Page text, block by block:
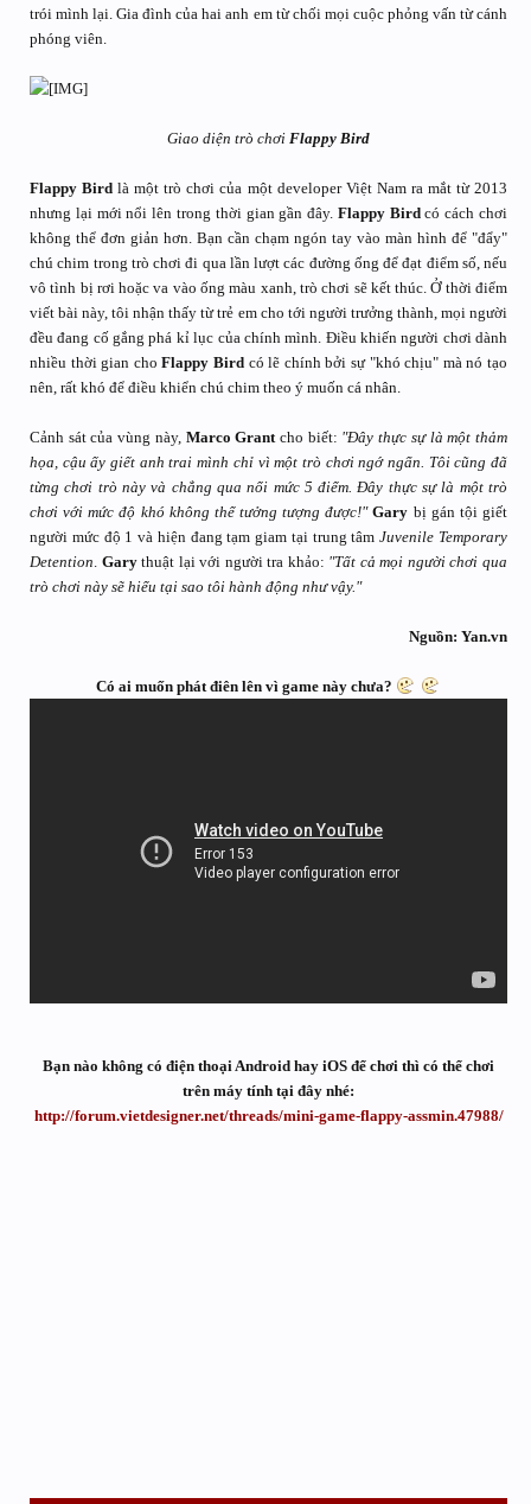
trói mình lại. Gia đình của hai anh em từ chối mọi cuộc phỏng vấn từ cánh
phóng viên.
Giao diện trò chơi Flappy Bird
Flappy Bird là một trò chơi của một developer Việt Nam ra mắt từ 2013
nhưng lại mới nổi lên trong thời gian gần đây. Flappy Birdcó cách chơi
không thể đơn giản hơn. Bạn cần chạm ngón tay vào màn hình để "đẩy"
chú chim trong trò chơi đi qua lần lượt các đường ống để đạt điểm số, nếu
vô tình bị rơi hoặc va vào ống màu xanh, trò chơi sẽ kết thúc. Ở thời điểm
viết bài này, tôi nhận thấy từ trẻ em cho tới người trưởng thành, mọi người
đều đang cố gắng phá kỉ lục của chính mình. Điều khiến người chơi dành
nhiều thời gian choFlappy Bird có lẽ chính bởi sự "khó chịu" mà nó tạo
nên, rất khó để điều khiển chú chim theo ý muốn cá nhân.
Cảnh sát của vùng này, Marco Grantcho biết: "Đây thực sự là một thảm
họa, cậu ấy giết anh trai mình chỉ vì một trò chơi ngớ ngẩn. Tôi cũng đã
từng chơi trò này và chẳng qua nổi mức 5 điểm. Đây thực sự là một trò
chơi với mức độ khó không thể tưởng tượng được!"Gary bị gán tội giết
người mức độ 1 và hiện đang tạm giam tại trung tâmJuvenile Temporary
Detention. Garythuật lại với người tra khảo: "Tất cả mọi người chơi qua
trò chơi này sẽ hiểu tại sao tôi hành động như vậy."
Nguồn: Yan.vn
Có ai muốn phát điên lên vì game này chưa?
Bạn nào không có điện thoại Android hay iOS để chơi thì có thể chơi
trên máy tính tại đây nhé:
http://forum.vietdesigner.net/threads/mini-game-flappy-assmin.47988/